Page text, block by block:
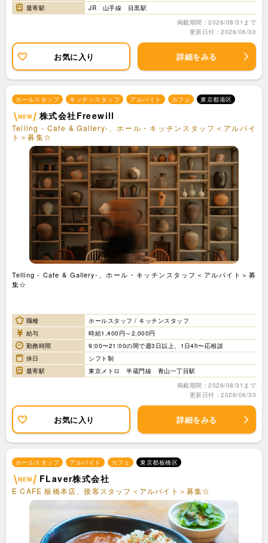
最寄駅
JR 山手線 目黒駅
掲載期間：2026/08/31まで
更新日付：2026/06/30
お気に入り 詳細をみる
ホールスタッフ キッチンスタッフ アルバイト カフェ 東京都港区
株式会社Freewill
Telling - Cafe & Gallery-、ホール・キッチンスタッフ＜アルバイ
ト＞募集☆
Telling - Cafe & Gallery-、ホール・キッチンスタッフ＜アルバイト＞募
集☆
職種
ホールスタッフ / キッチンスタッフ
給与
時給1,400円～2,000円
勤務時間
9:00〜21:00の間で週3日以上、1日4h〜応相談
休日
シフト制
最寄駅
東京メトロ 半蔵門線 青山一丁目駅
掲載期間：2026/08/31まで
更新日付：2026/06/30
お気に入り 詳細をみる
ホールスタッフ アルバイト カフェ 東京都板橋区
FLaver株式会社
E CAFE 板橋本店、接客スタッフ＜アルバイト＞募集☆